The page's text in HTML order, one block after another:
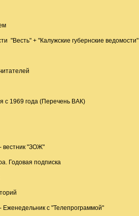
"Весть" + "Калужские губернские ведомости"
с 1969 года (Перечень ВАК)
вестник "ЗОЖ"
Годовая подписка
Еженедельник с "Телепрограммой"